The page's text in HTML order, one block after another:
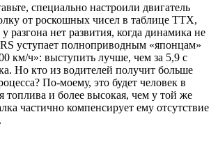
специально настроили двигатель
от роскошных чисел в таблице ТТХ,
разгона нет развития, когда динамика не
уступает полноприводным «японцам»
км/ч»: выступить лучше, чем за 5,9 с
Но кто из водителей получит больше
По-моему, это будет человек в
и более высокая, чем у той же
частично компенсирует ему отсутствие